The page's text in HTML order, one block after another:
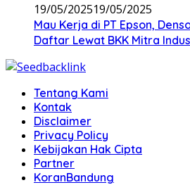
19/05/202519/05/2025
Mau Kerja di PT Epson,
Daftar Lewat BKK Mitra
Tentang Kami
Kontak
Disclaimer
Privacy Policy
Kebijakan Hak Cipta
Partner
KoranBandung